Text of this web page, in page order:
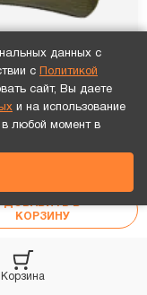
Корзина
или телефону!
КОРЗИНУ
данных с
с
Политикой
сайт, Вы даете
и на использование
любой момент в